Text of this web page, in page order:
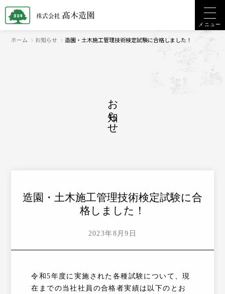
メニュー
ホーム お知らせ 造園・土木施工管理技術検定試験に合格しました！
お知らせ
造園・土木施工管理技術検定試験に合
格しました！
2023年8月9日
令和5年度に実施された各種試験について、現
在までの当社社員の合格者実績は以下のとお